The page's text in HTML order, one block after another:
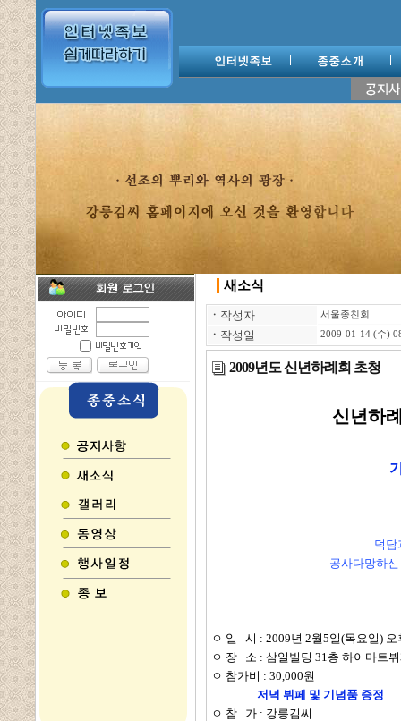
새소식
ㆍ 작성자 서울종친회
ㆍ 작성일 2009-01-14 (수)
2009년도 신년하례회 초청
신년하
덕담
공사다망하
ㅇ 일 시 : 2009년 2월5일(목요일) 오
ㅇ 장 소 : 삼일빌딩 31층 하이마트
ㅇ 참가비 : 30,000원
저녁 뷔페 및 기념품 증정
ㅇ 참 가 : 강릉김씨